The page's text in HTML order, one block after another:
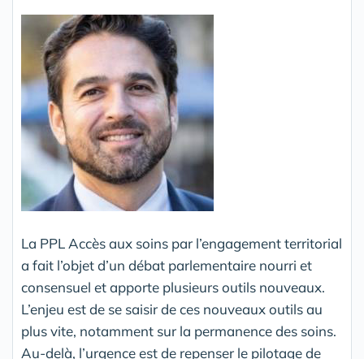
La PPL Accès aux soins par l’engagement territorial
a fait l’objet d’un débat parlementaire nourri et
consensuel et apporte plusieurs outils nouveaux.
L’enjeu est de se saisir de ces nouveaux outils au
plus vite, notamment sur la permanence des soins.
Au-delà, l’urgence est de repenser le pilotage de